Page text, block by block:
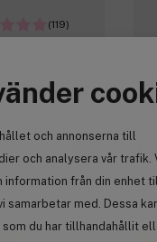
och annonserna till
och analysera vår trafik.
information från din enhet
samarbetar med. Dessa
du har tillhandahållit
(119)
Foundation #04